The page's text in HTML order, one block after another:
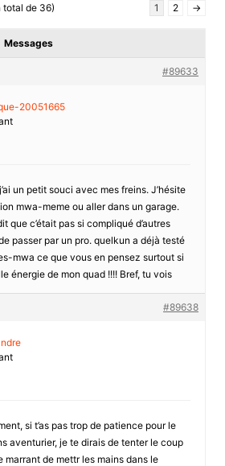
total de 36) 1 2 →
Messages
#89633
20051665
un petit souci avec mes freins. J’hésite
mwa-meme ou aller dans un garage.
que c’était pas si compliqué d’autres
passer par un pro. quelkun a déjà testé
mwa ce que vous en pensez surtout si
énergie de mon quad !!!! Bref, tu vois
#89638
si t’as pas trop de patience pour le
aventurier, je te dirais de tenter le coup
marrant de mettr les mains dans le